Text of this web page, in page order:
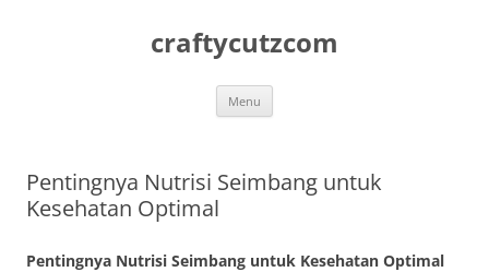
craftycutzcom
Menu
Pentingnya Nutrisi Seimbang untuk
Kesehatan Optimal
Pentingnya Nutrisi Seimbang untuk Kesehatan Optimal